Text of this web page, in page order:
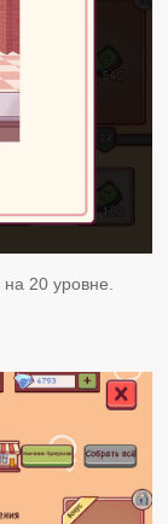
20 уровне.